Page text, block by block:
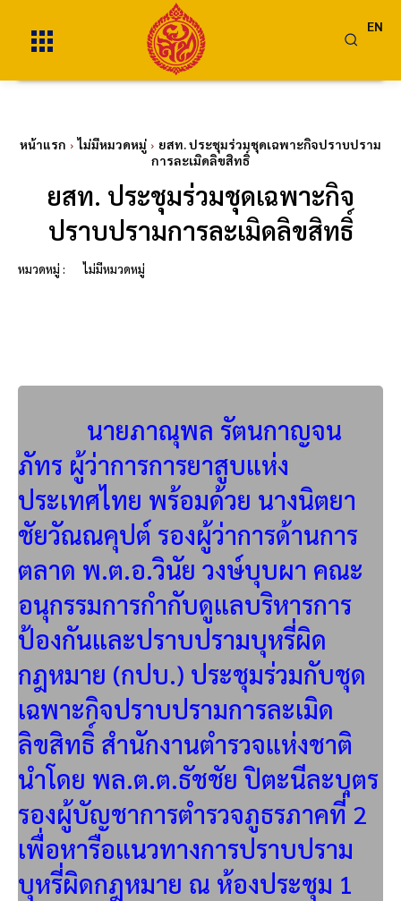
EN
หน้าแรก ไม่มีหมวดหมู่
ยสท. ประชุมร่วมชุดเฉพาะกิจปราบปราม
การละเมิดลิขสิทธิ์
ยสท. ประชุมร่วมชุดเฉพาะกิจ
ปราบปรามการละเมิดลิขสิทธิ์
หมวดหมู่ : ไม่มีหมวดหมู่
นายภาณุพล รัตนกาญจน
ภัทร ผู้ว่าการการยาสูบแห่ง
ประเทศไทย พร้อมด้วย นางนิตยา
ชัยวัณณคุปต์ รองผู้ว่าการด้านการ
ตลาด พ.ต.อ.วินัย วงษ์บุบผา คณะ
อนุกรรมการกำกับดูแลบริหารการ
ป้องกันและปราบปรามบุหรี่ผิด
กฎหมาย (กปบ.) ประชุมร่วมกับชุด
เฉพาะกิจปราบปรามการละเมิด
ลิขสิทธิ์ สำนักงานตำรวจแห่งชาติ
นำโดย พล.ต.ต.ธัชชัย ปิตะนีละบุตร
รองผู้บัญชาการตำรวจภูธรภาคที่ 2
เพื่อหารือแนวทางการปราบปราม
บุหรี่ผิดกฎหมาย ณ ห้องประชุม 1